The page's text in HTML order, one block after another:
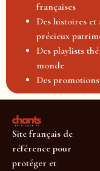
françaises
Des histoires
précieux
Des playlists
monde
Des
Site français de
référence pour
protéger et